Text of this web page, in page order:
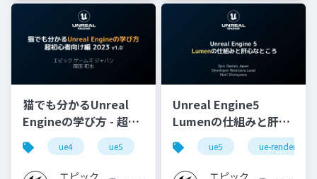
猫でも分かるUnreal
Engineの学び方 - 超初
心者向け編 - 2023 v1.0
ue4 ue5 ue-beginner
Unreal Engine5
Lumenの仕組みと肝心
なところ
ue5 ue-rendering